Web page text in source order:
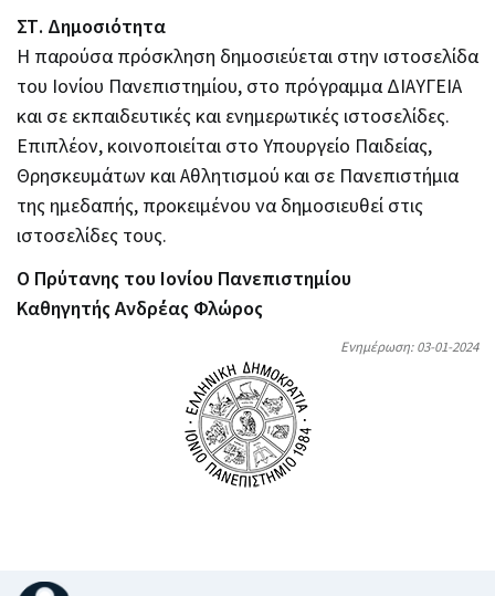
ΣΤ. Δημοσιότητα
Η παρούσα πρόσκληση δημοσιεύεται στην ιστοσελίδα
του Ιονίου Πανεπιστημίου, στο πρόγραμμα ΔΙΑΥΓΕΙΑ
και σε εκπαιδευτικές και ενημερωτικές ιστοσελίδες.
Επιπλέον, κοινοποιείται στο Υπουργείο Παιδείας,
Θρησκευμάτων και Αθλητισμού και σε Πανεπιστήμια
της ημεδαπής, προκειμένου να δημοσιευθεί στις
ιστοσελίδες τους.
Ο Πρύτανης του Ιονίου Πανεπιστημίου
Καθηγητής Ανδρέας Φλώρος
Ενημέρωση: 03-01-2024